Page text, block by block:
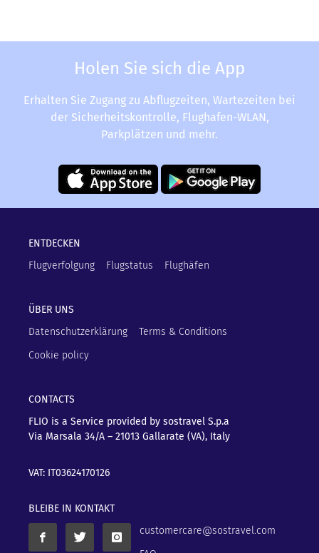
Holen Sie sich die App
Erhalten Sie Zugang zu Abflugzeiten, Wartezeiten bei
der Sicherheitskontrolle, Flughafen-WLAN,
Parkplätzen und mehr.
ENTDECKEN
Flugverfolgung
Flugstatus Flughäfen
ÜBER UNS
Datenschutzerklärung
Terms & Conditions
Cookie policy
CONTACTS
FLIO is a Service provided by sostravel S.p.a
Via Marsala 34/A – 21013 Gallarate (VA), Italy
VAT: IT03624170126
BLEIBE IN KONTAKT
customercare@sostravel.com